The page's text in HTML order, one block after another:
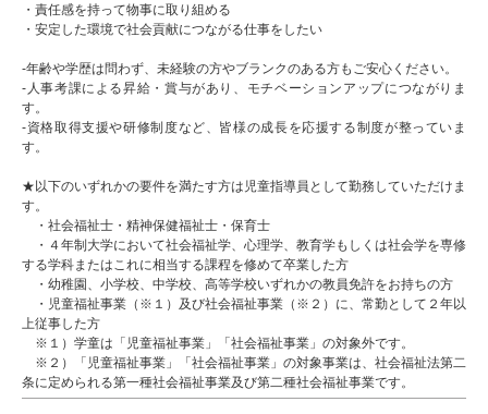
・責任感を持って物事に取り組める
・安定した環境で社会貢献につながる仕事をしたい
-年齢や学歴は問わず、未経験の方やブランクのある方もご安心ください。
-人事考課による昇給・賞与があり、モチベーションアップにつながりま
す。
-資格取得支援や研修制度など、皆様の成長を応援する制度が整っていま
す。
★以下のいずれかの要件を満たす方は児童指導員として勤務していただけま
す。
・社会福祉士・精神保健福祉士・保育士
・４年制大学において社会福祉学、心理学、教育学もしくは社会学を専修
する学科またはこれに相当する課程を修めて卒業した方
・幼稚園、小学校、中学校、高等学校いずれかの教員免許をお持ちの方
・児童福祉事業（※１）及び社会福祉事業（※２）に、常勤として２年以
上従事した方
※１）学童は「児童福祉事業」「社会福祉事業」の対象外です。
※２）「児童福祉事業」「社会福祉事業」の対象事業は、社会福祉法第二
条に定められる第一種社会福祉事業及び第二種社会福祉事業です。